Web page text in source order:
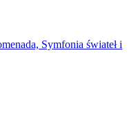
Symfonia świateł i